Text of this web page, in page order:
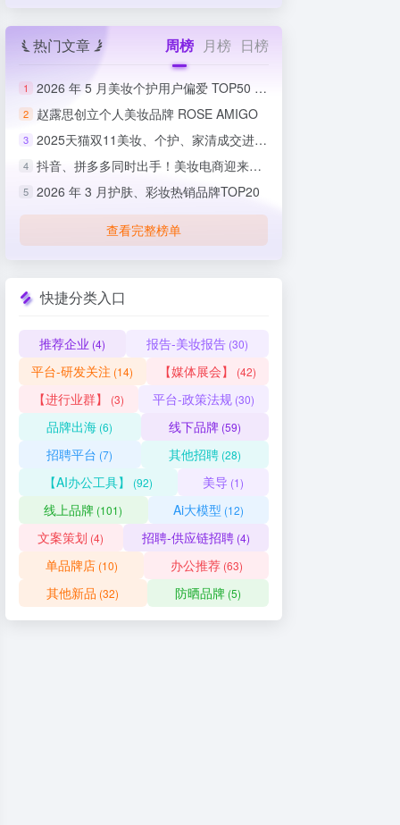
热门文章 周榜 月榜 日榜
1 2026 年 5 月美妆个护用户偏爱 TOP50 榜单出炉
2 赵露思创立个人美妆品牌 ROSE AMIGO
3 2025天猫双11美妆、个护、家清成交进度排行榜
4 抖音、拼多多同时出手！美妆电商迎来史上最严整治
5 2026 年 3 月护肤、彩妆热销品牌TOP20
查看完整榜单
快捷分类入口
推荐企业 (4) 报告-美妆报告 (30)
平台-研发关注 (14) 【媒体展会】 (42)
【进行业群】 (3) 平台-政策法规 (30)
品牌出海 (6) 线下品牌(59)
招聘平台 (7) 其他招聘(28)
【AI办公工具】 (92) 美导 (1)
线上品牌 (101) Ai大模型 (12)
文案策划 (4) 招聘-供应链招聘(4)
单品牌店(10) 办公推荐(63)
其他新品 (32) 防晒品牌(5)